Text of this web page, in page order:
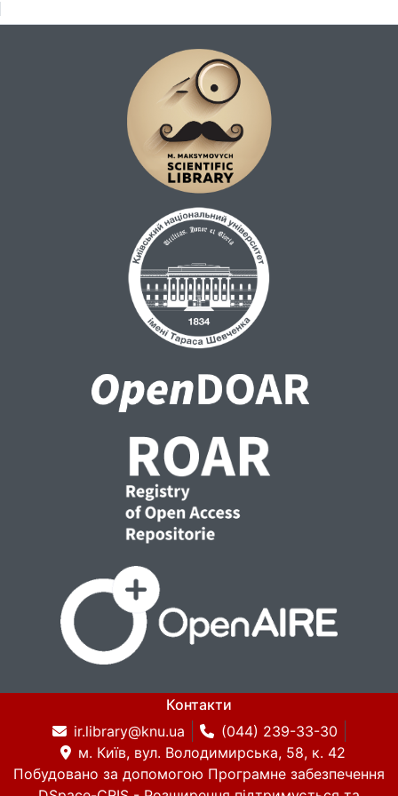
реальному часі, що сформована
спілкування автора і глядача. Межі творів
мистецтва і виставкових просторів, що
звужені фізичною відсутністю глядачів,
усуваються завдяки розширенню живого
контенту за допомогою впровадження
інноваційних форм творчої комунікації.
Контакти
ir.library@knu.ua
(044) 239-33-30
м. Київ, вул. Володимирська, 58, к. 42
Побудовано за допомогою Програмне забезпечення